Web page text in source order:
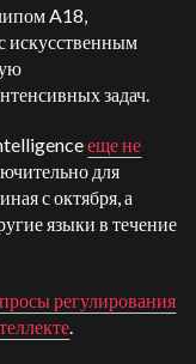
A18,
искусственным
задач.
еще не
для
с октября, а
языки в течение
регулирования
.